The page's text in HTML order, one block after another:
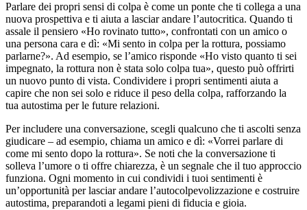
Parlare dei propri sensi di colpa è come un ponte che ti collega a una
nuova prospettiva e ti aiuta a lasciar andare l’autocritica. Quando ti
assale il pensiero «Ho rovinato tutto», confrontati con un amico o
una persona cara e dì: «Mi sento in colpa per la rottura, possiamo
parlarne?». Ad esempio, se l’amico risponde «Ho visto quanto ti sei
impegnato, la rottura non è stata solo colpa tua», questo può offrirti
un nuovo punto di vista. Condividere i propri sentimenti aiuta a
capire che non sei solo e riduce il peso della colpa, rafforzando la
tua autostima per le future relazioni.
Per includere una conversazione, scegli qualcuno che ti ascolti senza
giudicare – ad esempio, chiama un amico e dì: «Vorrei parlare di
come mi sento dopo la rottura». Se noti che la conversazione ti
solleva l’umore o ti offre chiarezza, è un segnale che il tuo approccio
funziona. Ogni momento in cui condividi i tuoi sentimenti è
un’opportunità per lasciar andare l’autocolpevolizzazione e costruire
autostima, preparandoti a legami pieni di fiducia e gioia.